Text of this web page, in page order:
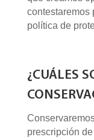
contestaremos
política de
¿CUÁLES
prescripción